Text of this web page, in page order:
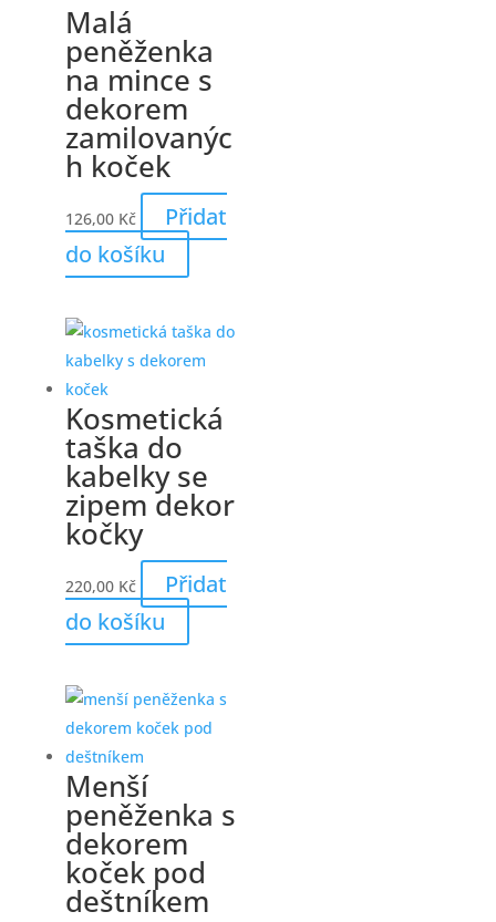
Malá
peněženka
na mince s
dekorem
zamilovanýc
h koček
126,00 Kč
Přidat
do košíku
Kosmetická
taška do
kabelky se
zipem dekor
kočky
220,00 Kč
Přidat
do košíku
Menší
peněženka s
dekorem
koček pod
deštníkem